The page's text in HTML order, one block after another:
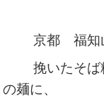
京都 福知
挽いたそ
の麺に、